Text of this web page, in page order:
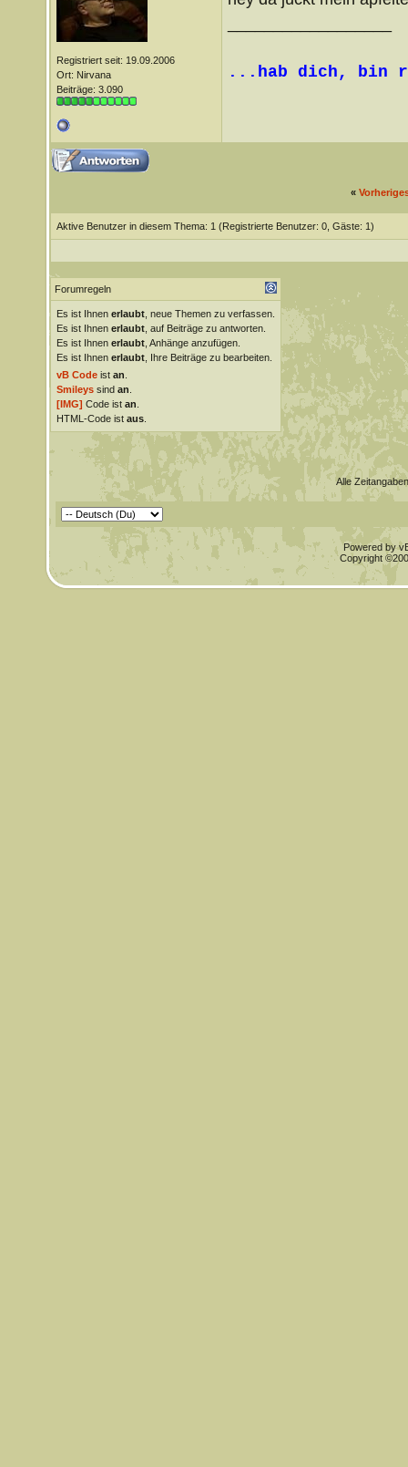
Registriert seit: 19.09.2006
Ort: Nirvana
Beiträge: 3.090
...hab dich, bin
«
Aktive Benutzer in diesem Thema: 1 (Registrierte Benutzer: 0, Gäste: 1)
Forumregeln
Es ist Ihnen erlaubt, neue Themen zu verfassen.
Es ist Ihnen erlaubt, auf Beiträge zu antworten.
Es ist Ihnen erlaubt, Anhänge anzufügen.
Es ist Ihnen erlaubt, Ihre Beiträge zu bearbeiten.
vB Codeist an
Smileyssind an
[IMG] Code ist an
HTML-Code ist aus.
Alle
Powered by
Copyright